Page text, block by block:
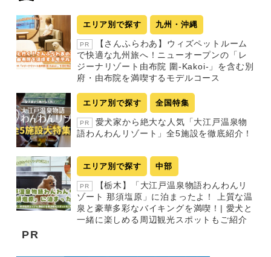
エリア別で探す 九州・沖縄
PR
【さんふらわあ】ウィズペットルーム
で快適な九州旅へ！ニューオープンの「レ
ジーナリゾート由布院 圍-Kakoi-」を含む別
府・由布院を満喫するモデルコース
エリア別で探す 全国特集
PR
愛犬家から絶大な人気「大江戸温泉物
語わんわんリゾート」全5施設を徹底紹介！
エリア別で探す 中部
PR
【栃木】「大江戸温泉物語わんわんリ
ゾート 那須塩原」に泊まったよ！ 上質な温
泉と豪華多彩なバイキングを満喫！| 愛犬と
一緒に楽しめる周辺観光スポットもご紹介
PR